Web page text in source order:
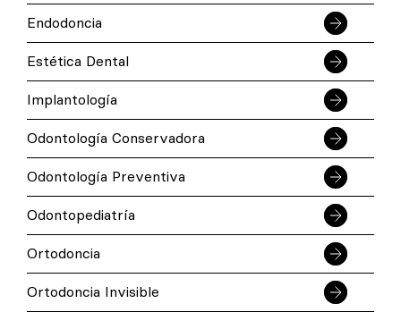
Endodoncia
Estética Dental
Implantología
Odontología Conservadora
Odontología Preventiva
Odontopediatría
Ortodoncia
Ortodoncia Invisible